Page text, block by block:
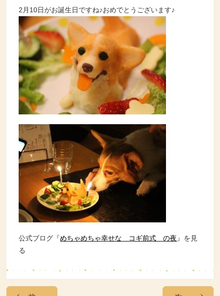
2月10日がお誕生日ですね♪おめでとうございます♪
公式ブログ『めちゃめちゃ幸せな コギ前式 の夜 』を見
る